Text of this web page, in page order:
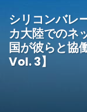
シリコンバレ
カ大陸でのネ
国が彼らと協
Vol. 3】